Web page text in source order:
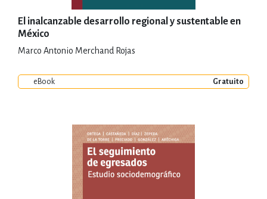
El inalcanzable desarrollo regional y sustentable en
México
Marco Antonio Merchand Rojas
eBook Gratuito